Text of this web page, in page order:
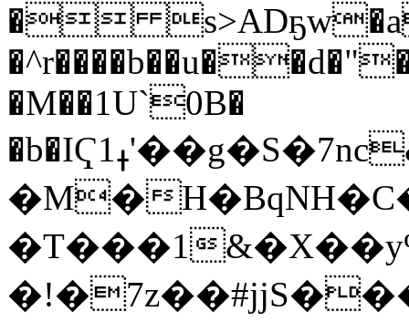
�
�M��1U`0B�
�b�IҀ1ߪ'��g�S�7nc&ZG��a��&7��{��}RuL�L�
�M�
�T���1